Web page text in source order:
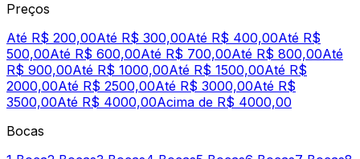
Preços
Até R$ 200,00Até R$ 300,00Até R$ 400,00Até R$
500,00Até R$ 600,00Até R$ 700,00Até R$ 800,00Até
R$ 900,00Até R$ 1000,00Até R$ 1500,00Até R$
2000,00Até R$ 2500,00Até R$ 3000,00Até R$
3500,00Até R$ 4000,00Acima de R$ 4000,00
Bocas